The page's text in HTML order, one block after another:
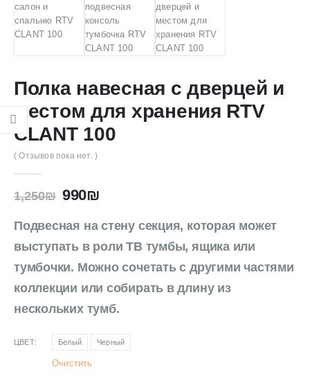
Полка навесная с дверцей и
местом для хранения RTV
CLANT 100
( Отзывов пока нет. )
1,250₪ 990₪
Подвесная на стену секция, которая может
выступать в роли ТВ тумбы, ящика или
тумбочки. Можно сочетать с другими частями
коллекции или собирать в длину из
нескольких тумб.
ЦВЕТ Белый Черный
Очистить